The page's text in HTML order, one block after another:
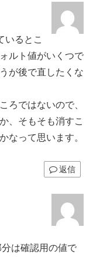
いるとこ
ルト値がいくつで
が後で直したくな
ろではないので、
、そもそも消すこ
なって思います。
返信
は確認用の値で